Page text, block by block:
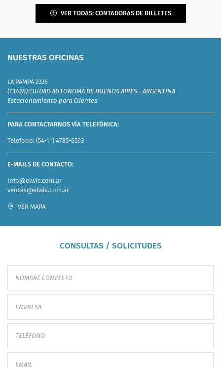
VER TODAS: CONTADORAS DE BILLETES
NUESTRAS OFICINAS
LA PAMPA 2326
(C1428) CIUDAD AUTONOMA DE BUENOS AIRES - ARGENTINA
Estacionamiento para Clientes
PARA CONTACTARNOS VÍA TELEFÓNICA:
Teléfono:(54-11) 4785-6593
E-MAILS DE CONTACTO:
info@elwic.com.ar
ventas@elwic.com.ar
VER MAPA
CONSULTAS / SOLICITUDES